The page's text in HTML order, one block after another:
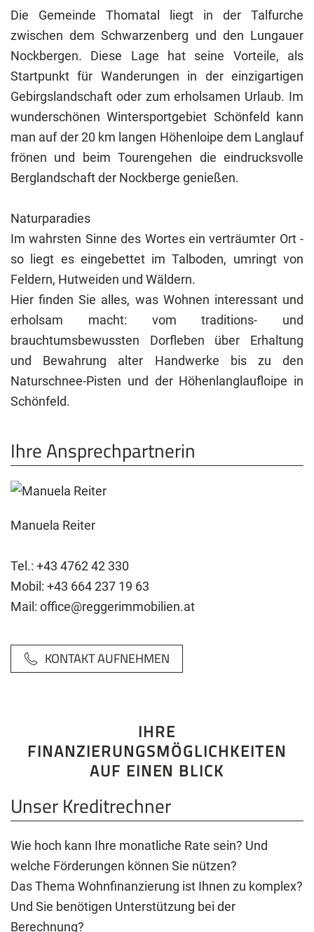
Die Gemeinde Thomatal liegt in der Talfurche
zwischen dem Schwarzenberg und den Lungauer
Nockbergen. Diese Lage hat seine Vorteile, als
Startpunkt für Wanderungen in der einzigartigen
Gebirgslandschaft oder zum erholsamen Urlaub. Im
wunderschönen Wintersportgebiet Schönfeld kann
man auf der 20 km langen Höhenloipe dem Langlauf
frönen und beim Tourengehen die eindrucksvolle
Berglandschaft der Nockberge genießen.
Naturparadies
Im wahrsten Sinne des Wortes ein verträumter Ort -
so liegt es eingebettet im Talboden, umringt von
Feldern, Hutweiden und Wäldern.
Hier finden Sie alles, was Wohnen interessant und
erholsam macht: vom traditions- und
brauchtumsbewussten Dorfleben über Erhaltung
und Bewahrung alter Handwerke bis zu den
Naturschnee-Pisten und der Höhenlanglaufloipe in
Schönfeld.
Ihre Ansprechpartnerin
Manuela Reiter
Tel.: +43 4762 42 330
Mobil: +43 664 237 19 63
Mail: office@reggerimmobilien.at
KONTAKT AUFNEHMEN
IHRE
FINANZIERUNGSMÖGLICHKEITEN
AUF EINEN BLICK
Unser Kreditrechner
Wie hoch kann Ihre monatliche Rate sein? Und
welche Förderungen können Sie nützen?
Das Thema Wohnfinanzierung ist Ihnen zu komplex?
Und Sie benötigen Unterstützung bei der
Berechnung?